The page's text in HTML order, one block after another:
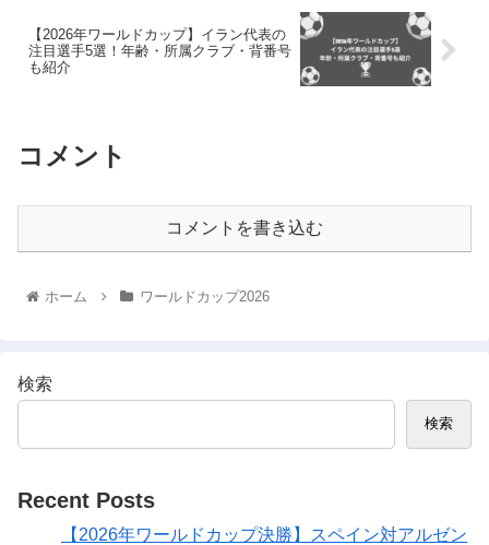
【2026年ワールドカップ】イラン代表の
注目選手5選！年齢・所属クラブ・背番号
も紹介
コメント
コメントを書き込む
ホーム ワールドカップ2026
検索
検索
Recent Posts
【2026年ワールドカップ決勝】スペイン対アルゼン